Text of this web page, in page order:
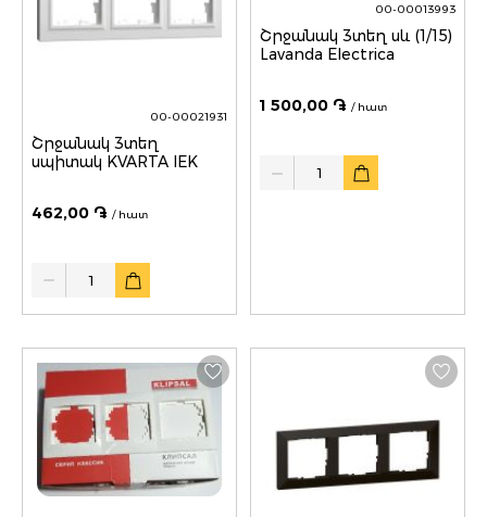
00-00021931
Շրջանակ 3տեղ
սպիտակ KVARTA IEK
462,00 ֏ / հատ
Quantity
00-00013993
Շրջանակ 3տեղ սև (1/15)
Lavanda Electrica
1 500,00 ֏ / հատ
Quantity